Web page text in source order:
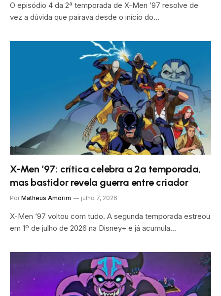
O episódio 4 da 2ª temporada de X-Men ’97 resolve de
vez a dúvida que pairava desde o início do…
X-Men ’97: crítica celebra a 2ª temporada,
mas bastidor revela guerra entre criador
Por Matheus Amorim julho 7, 2026
X-Men ’97 voltou com tudo. A segunda temporada estreou
em 1º de julho de 2026 na Disney+ e já acumula…